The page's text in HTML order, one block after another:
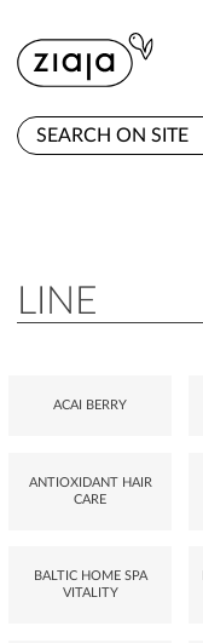
CONTACT
LINE
ACAI BERRY
ANTIOXIDANT HAIR
CARE
BALTIC HOME SPA
VITALITY